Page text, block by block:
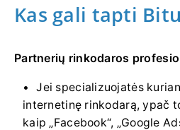
Kas gali tapti
Partnerių rinkodaros
Jei specializuojatės
internetinę rinkodarą, ypač
kaip „Facebook“, „Google